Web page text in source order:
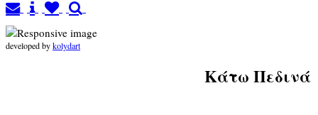
developed bykolydart
Κάτω Πεδινά